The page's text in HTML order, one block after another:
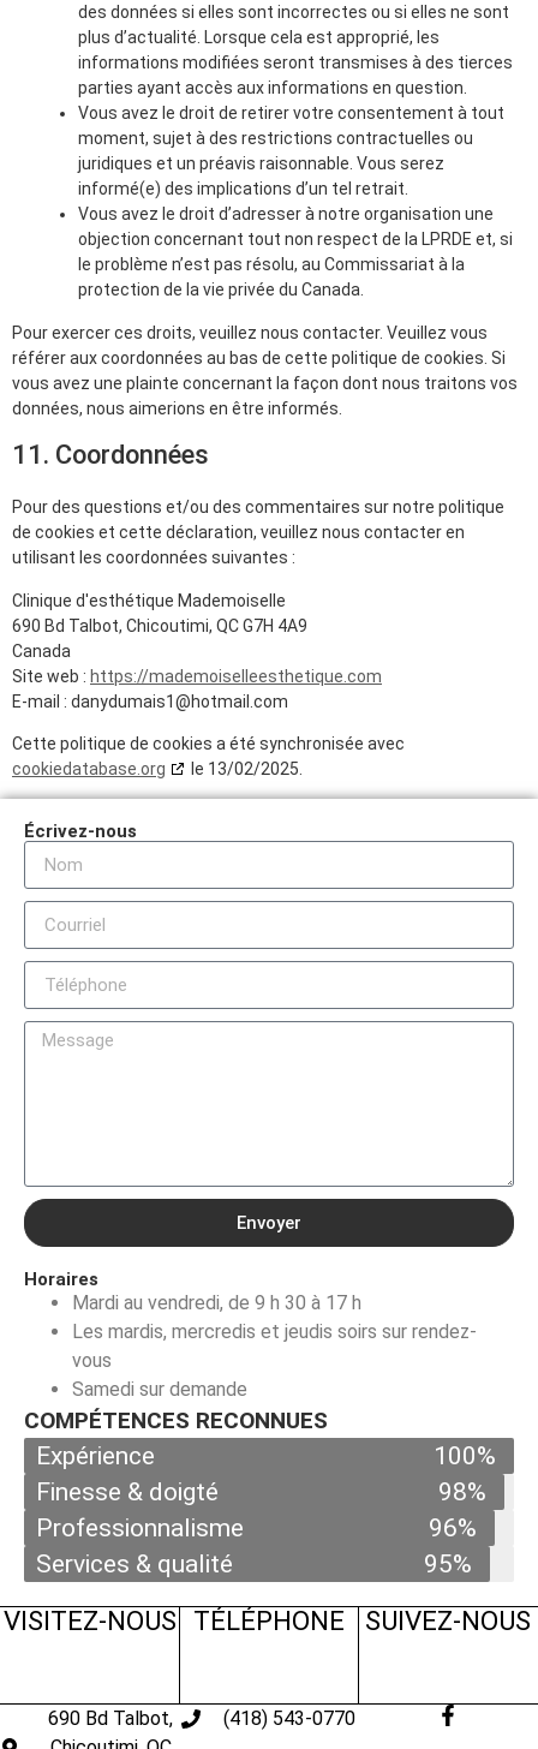
des données si elles sont incorrectes ou si elles ne sont
plus d’actualité. Lorsque cela est approprié, les
informations modifiées seront transmises à des tierces
parties ayant accès aux informations en question.
Vous avez le droit de retirer votre consentement à tout
moment, sujet à des restrictions contractuelles ou
juridiques et un préavis raisonnable. Vous serez
informé(e) des implications d’un tel retrait.
Vous avez le droit d’adresser à notre organisation une
objection concernant tout non respect de la LPRDE et, si
le problème n’est pas résolu, au Commissariat à la
protection de la vie privée du Canada.
Pour exercer ces droits, veuillez nous contacter. Veuillez vous
référer aux coordonnées au bas de cette politique de cookies. Si
vous avez une plainte concernant la façon dont nous traitons vos
données, nous aimerions en être informés.
11. Coordonnées
Pour des questions et/ou des commentaires sur notre politique
de cookies et cette déclaration, veuillez nous contacter en
utilisant les coordonnées suivantes :
Clinique d'esthétique Mademoiselle
690 Bd Talbot, Chicoutimi, QC G7H 4A9
Canada
Site web : https://mademoiselleesthetique.com
E-mail : danydumais1@hotmail.com
Cette politique de cookies a été synchronisée avec
cookiedatabase.org
le 13/02/2025.
Écrivez-nous
Envoyer
Horaires
Mardi au vendredi, de 9 h 30 à 17 h
Les mardis, mercredis et jeudis soirs sur rendez-
vous
Samedi sur demande
COMPÉTENCES RECONNUES
Expérience
100%
Finesse & doigté
98%
Professionnalisme
96%
Services & qualité
95%
VISITEZ-NOUS
690 Bd Talbot,
TÉLÉPHONE
(418) 543-0770
SUIVEZ-NOUS